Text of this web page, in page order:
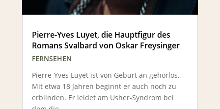
Pierre-Yves Luyet, die Hauptfigur des
Romans Svalbard von Oskar Freysinger
FERNSEHEN
Pierre-Yves Luyet ist von Geburt an gehörlos.
Mit etwa 18 Jahren beginnt er auch noch zu
erblinden. Er leidet am Usher-Syndrom bei